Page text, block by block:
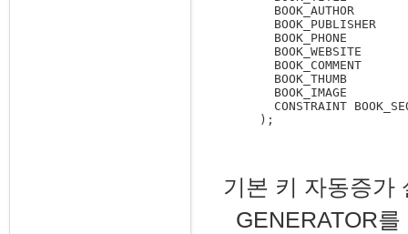
  BOOK_AUTHOR		VARCHAR(30) CHARACTER SET UTF8 NOT NULL,
  BOOK_PUBLISHER	VARCHAR(30) CHARACTER SET UTF8,
  BOOK_PHONE		VARCHAR(20) CHARACTER SET UTF8,
  BOOK_WEBSITE  	VARChAR(100) CHARACTER SET UTF8,
  BOOK_COMMENT	        VARCHAR(1000) CHARACTER SET UTF8,
  BOOK_THUMB		BLOB SUB_TYPE 0 SEGMENT SIZE 80,
  BOOK_IMAGE		BLOB SUB_TYPE 0 SEGMENT SIZE 80,
CONSTRAINT
기본 키 자동증가
GENERATOR